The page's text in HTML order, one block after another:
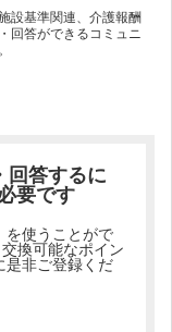
設基準関連、介護報酬
回答ができるコミュニ
回答するに
要です
を使うことがで
換可能なポイン
是非ご登録くだ